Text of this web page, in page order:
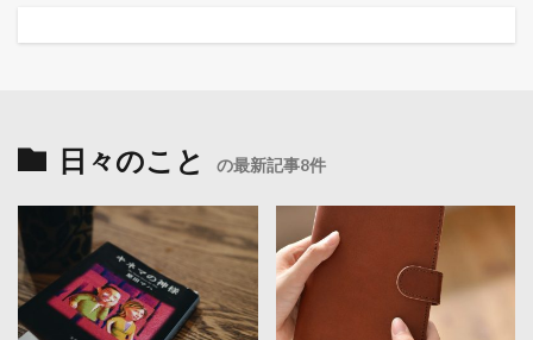
日々のこと の最新記事8件